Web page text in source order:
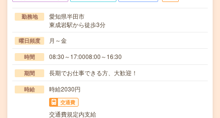
勤務地
愛知県半田市
東成岩駅から徒歩3分
曜日頻度 月～金
時間 08:30～17:0008:00～16:30
期間 長期でお仕事できる方、大歓迎！
時給 時給2030円
交通費
交通費規定内支給